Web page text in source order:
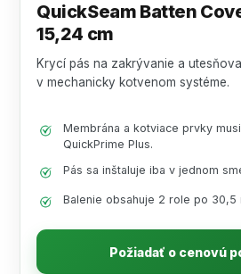
QuickSeam Batten
15,24 cm
Krycí pás na zakrývanie a
v mechanicky kotvenom systéme.
Membrána a kotviace prvky
QuickPrime Plus.
Pás sa inštaluje iba v jednom
Balenie obsahuje 2 role po 30,5
Požiadať o cenovú